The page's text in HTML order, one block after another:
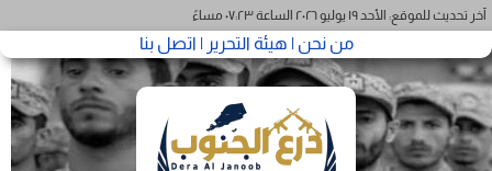
آخر تحديث للموقع: الأحد ١٩ يوليو ٢٠٢٦ الساعة ٠٧:٢٣ مساءً
من نحن | هيئة التحرير | اتصل بنا